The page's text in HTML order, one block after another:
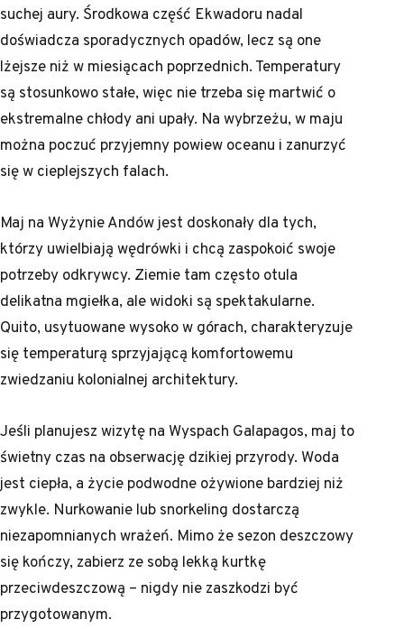
suchej aury. Środkowa część Ekwadoru nadal
doświadcza sporadycznych opadów, lecz są one
lżejsze niż w miesiącach poprzednich. Temperatury
są stosunkowo stałe, więc nie trzeba się martwić o
ekstremalne chłody ani upały. Na wybrzeżu, w maju
można poczuć przyjemny powiew oceanu i zanurzyć
się w cieplejszych falach.
Maj na Wyżynie Andów jest doskonały dla tych,
którzy uwielbiają wędrówki i chcą zaspokoić swoje
potrzeby odkrywcy. Ziemie tam często otula
delikatna mgiełka, ale widoki są spektakularne.
Quito, usytuowane wysoko w górach, charakteryzuje
się temperaturą sprzyjającą komfortowemu
zwiedzaniu kolonialnej architektury.
Jeśli planujesz wizytę na Wyspach Galapagos, maj to
świetny czas na obserwację dzikiej przyrody. Woda
jest ciepła, a życie podwodne ożywione bardziej niż
zwykle. Nurkowanie lub snorkeling dostarczą
niezapomnianych wrażeń. Mimo że sezon deszczowy
się kończy, zabierz ze sobą lekką kurtkę
przeciwdeszczową – nigdy nie zaszkodzi być
przygotowanym.